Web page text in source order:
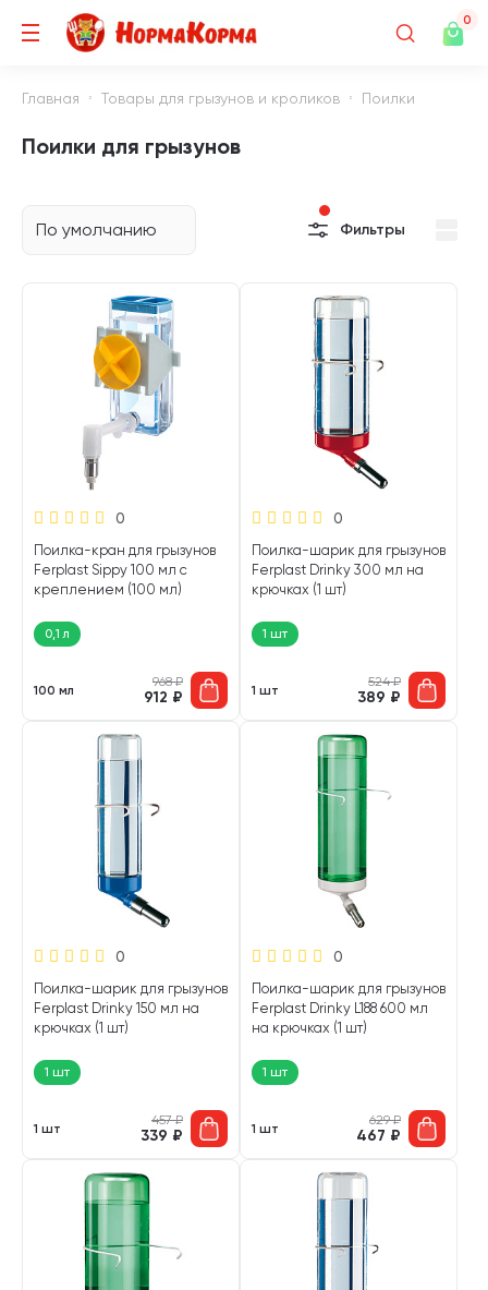
0
Главная Товары для грызунов и кроликов Поилки
Поилки для грызунов
По умолчанию Фильтры
0
Поилка-кран для грызунов
Ferplast Sippy 100 мл с
креплением (100 мл)
0,1 л
100 мл
968₽
912 ₽
0
Поилка-шарик для грызунов
Ferplast Drinky 300 мл на
крючках (1 шт)
1 шт
1 шт
524₽
389 ₽
0
Поилка-шарик для грызунов
Ferplast Drinky 150 мл на
крючках (1 шт)
1 шт
1 шт
457₽
339 ₽
0
Поилка-шарик для грызунов
Ferplast Drinky L188 600 мл
на крючках (1 шт)
1 шт
1 шт
629₽
467 ₽